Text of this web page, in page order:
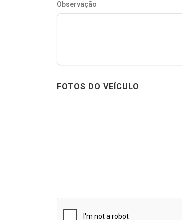
Observação
FOTOS DO VEÍCULO